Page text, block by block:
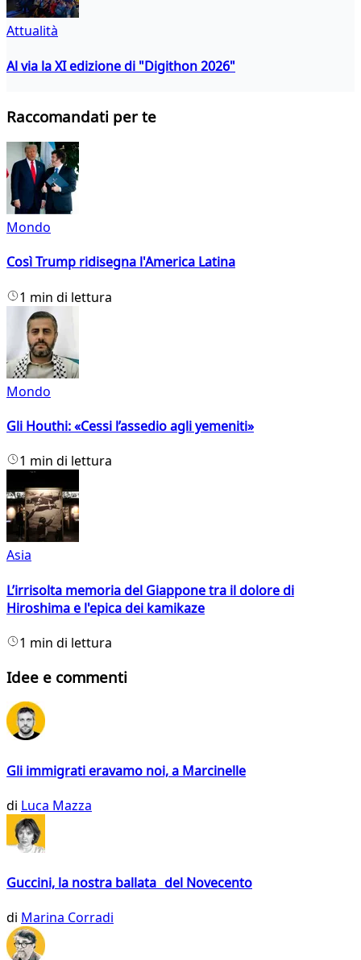
Attualità
Al via la XI edizione di "Digithon 2026"
Raccomandati per te
Mondo
Così Trump ridisegna l'America Latina
1 min di lettura
Mondo
Gli Houthi: «Cessi l’assedio agli yemeniti»
1 min di lettura
Asia
L’irrisolta memoria del Giappone tra il dolore di
Hiroshima e l'epica dei kamikaze
1 min di lettura
Idee e commenti
Gli immigrati eravamo noi, a Marcinelle
di Luca Mazza
Guccini, la nostra ballata del Novecento
di Marina Corradi